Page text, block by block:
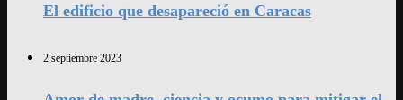
El edificio que desapareció en Caracas
2 septiembre 2023